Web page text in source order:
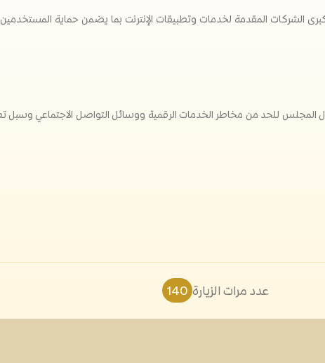
الشركات المقدمة لخدمات وتطبيقات الإنترنت بما يضمن حماية
للحد من مخاطر الخدمات الرقمية ووسائل التواصل الاجتماعي وسبل
عدد مرات الزيارة 140